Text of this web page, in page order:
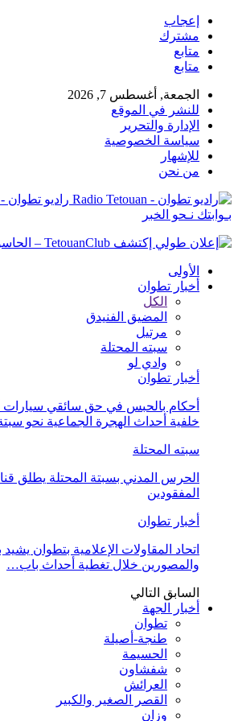
إعجاب
مشترك
متابع
متابع
الجمعة, أغسطس 7, 2026
للنشر في الموقع
الإدارة والتحرير
سياسة الخصوصية
للإشهار
من نحن
بـوابتك نـحو الخبر
الأولى
أخبار تطوان
الكل
المضيق الفنيدق
مرتيل
سبته المحتلة
وادي لو
أخبار تطوان
أحكام بالحبس في حق سائقي سيارات
خلفية أحداث الهجرة الجماعية نحو
سبته المحتلة
الحرس المدني بسبتة المحتلة يطلق
المفقودين
أخبار تطوان
اتحاد المقاولات الإعلامية بتطوان
والمصورين خلال تغطية أحداث باب…
السابق التالي
أخبار الجهة
تطوان
طنجة-أصيلة
الحسيمة
شفشاون
العرائش
القصر الصغير والكبير
وزان